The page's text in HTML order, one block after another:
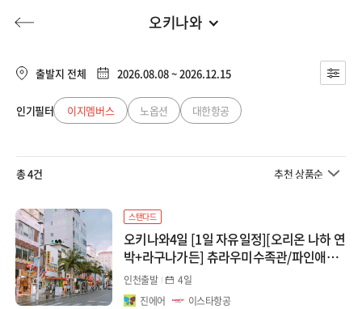
허니문 기획전/홈쇼핑 이벤트/혜택
투어플랜
허니문
오키나와
유럽/아프리카
동남아
일본
대만/홍콩/마카오
미주/캐나다/중남미
북해도
큐슈
오키나와
도쿄
출발지 전체 2026.08.08 ~ 2026.12.15
인기필터 이지멤버스 노옵션 대한항공
총 4건 추천 상품순
스탠다드
오키나와4일 [1일 자유일정][오리온 나하 연
박+라구나가든] 츄라우미수족관/파인애플
파크/우미카지테라스
인천출발
4일
진에어
이스타항공